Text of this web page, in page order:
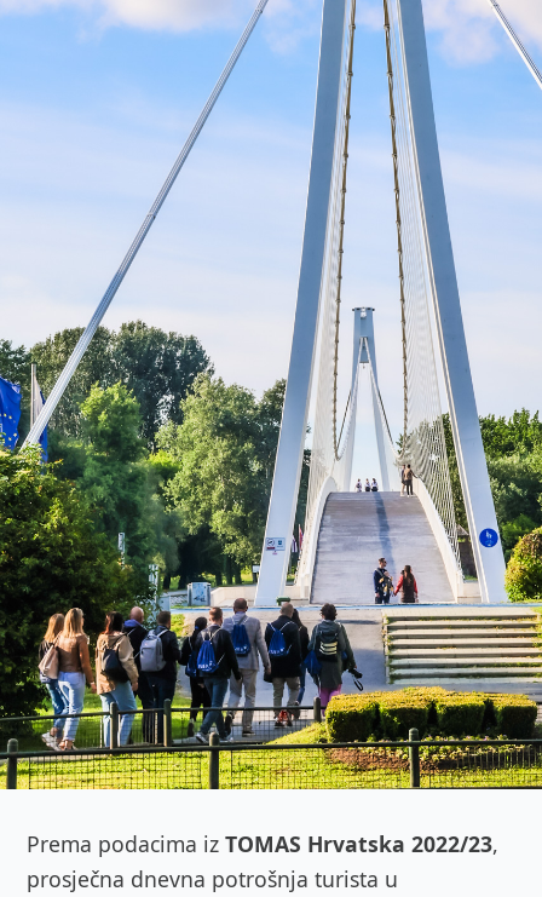
Prema podacima iz TOMAS Hrvatska 2022/23,
prosječna dnevna potrošnja turista u